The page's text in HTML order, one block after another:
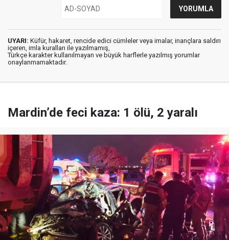
UYARI: Küfür, hakaret, rencide edici cümleler veya imalar, inançlara saldırı
içeren, imla kuralları ile yazılmamış,
Türkçe karakter kullanılmayan ve büyük harflerle yazılmış yorumlar
onaylanmamaktadır.
Mardin’de feci kaza: 1 ölü, 2 yaralı